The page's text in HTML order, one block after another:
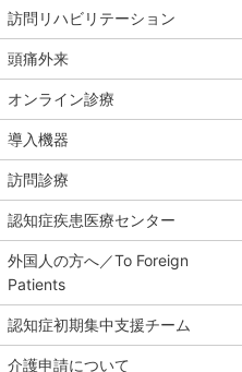
訪問リハビリテーション
頭痛外来
オンライン診療
導入機器
訪問診療
認知症疾患医療センター
外国人の方へ／To Foreign
Patients
認知症初期集中支援チーム
介護申請について